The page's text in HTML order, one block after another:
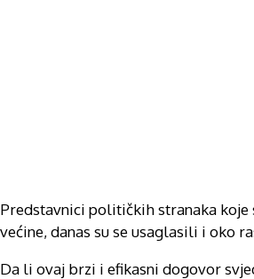
Predstavnici političkih stranaka
većine, danas su se usaglasili i oko
Da li ovaj brzi i efikasni dogovor